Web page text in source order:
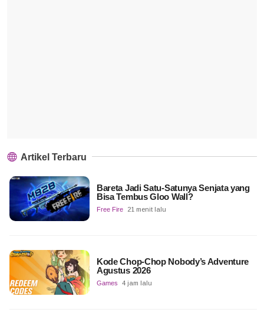
Artikel Terbaru
Bareta Jadi Satu-Satunya Senjata yang
Bisa Tembus Gloo Wall?
Free Fire 21 menit lalu
Kode Chop-Chop Nobody’s Adventure
Agustus 2026
Games 4 jam lalu